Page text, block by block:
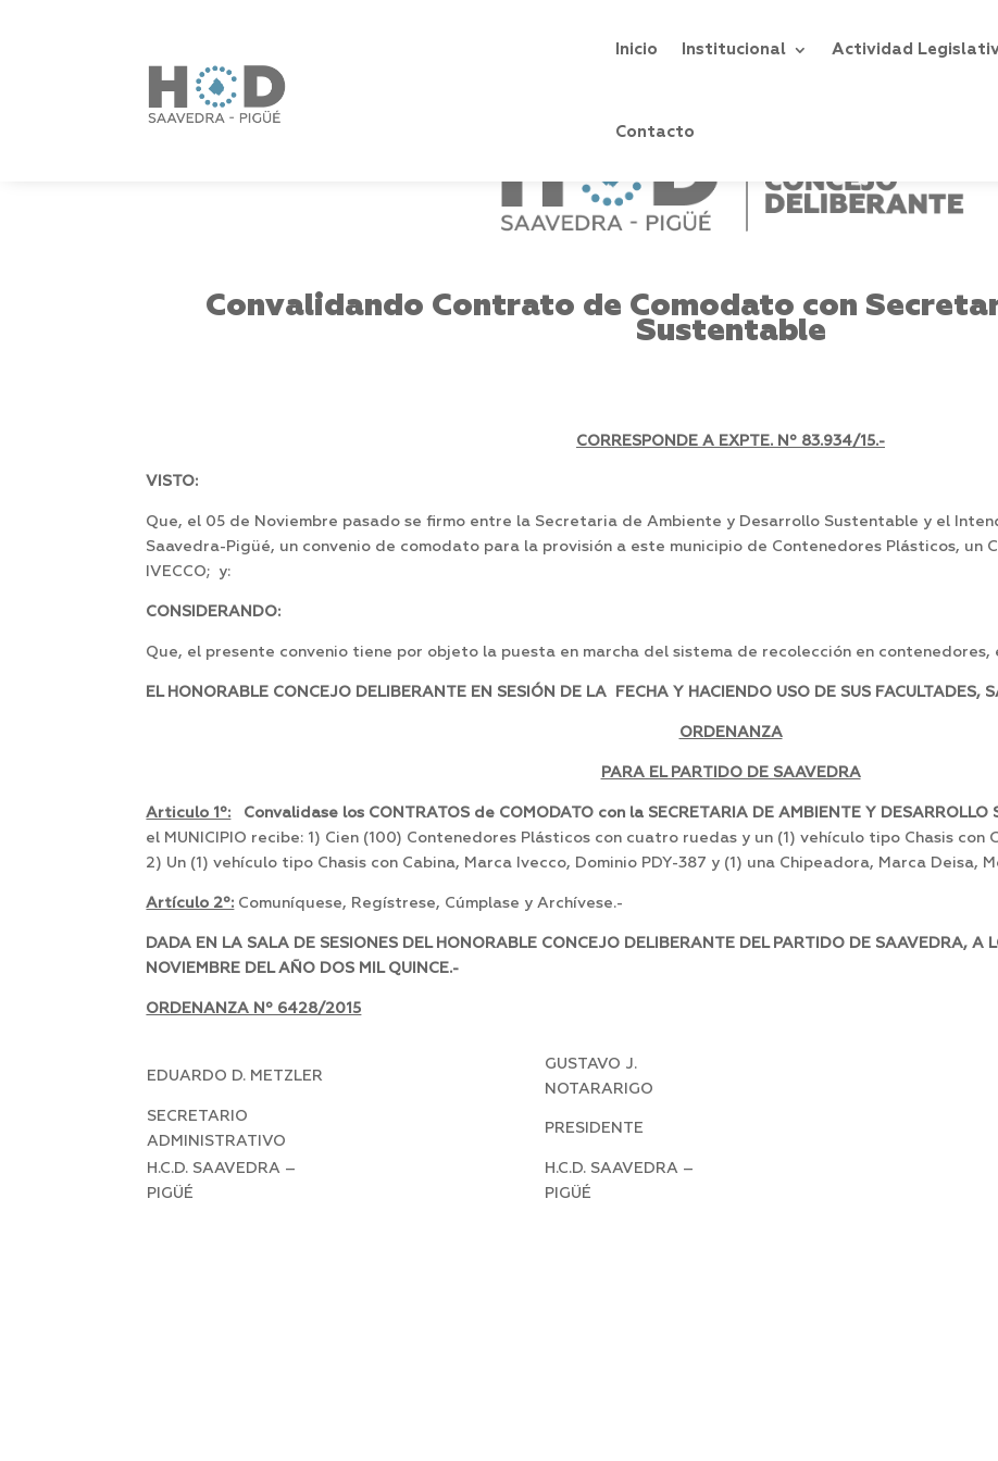
Inicio Institucional Actividad
Contacto
Convalidando Contrato de Comodato con
Sustentable
CORRESPONDE A EXPTE. Nº 83.934/15.-
VISTO:
Que, el 05 de Noviembre pasado se firmo entre la Secretaria de Ambiente y Desarrollo Sustentable y el
Saavedra-Pigüé, un convenio de comodato para la provisión a este municipio de Contenedores Plásticos, un
IVECCO; y:
CONSIDERANDO:
Que, el presente convenio tiene por objeto la puesta en marcha del sistema de recolección en
EL HONORABLE CONCEJO DELIBERANTE EN SESIÓN DE LA FECHA Y HACIENDO USO DE SUS FACULTADES,
ORDENANZA
PARA EL PARTIDO DE SAAVEDRA
Articulo 1º: Convalidase los CONTRATOS de COMODATO con la SECRETARIA DE AMBIENTE Y DESARROLLO
el MUNICIPIO recibe: 1) Cien (100) Contenedores Plásticos con cuatro ruedas y un (1) vehículo tipo Chasis con
2) Un (1) vehículo tipo Chasis con Cabina, Marca Ivecco, Dominio PDY-387 y (1) una Chipeadora, Marca Deisa,
Artículo 2º: Comuníquese, Regístrese, Cúmplase y Archívese.-
DADA EN LA SALA DE SESIONES DEL HONORABLE CONCEJO DELIBERANTE DEL PARTIDO DE SAAVEDRA, A
NOVIEMBRE DEL AÑO DOS MIL QUINCE.-
ORDENANZA Nº 6428/2015
EDUARDO D. METZLER
GUSTAVO J.
NOTARARIGO
SECRETARIO
ADMINISTRATIVO
PRESIDENTE
H.C.D. SAAVEDRA –
PIGÜÉ
H.C.D. SAAVEDRA –
PIGÜÉ